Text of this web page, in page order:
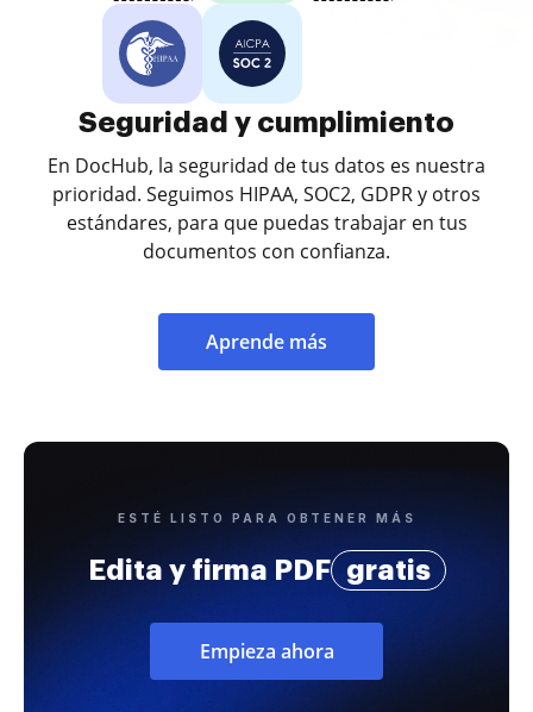
Seguridad y cumplimiento
En DocHub, la seguridad de tus datos es nuestra
prioridad. Seguimos HIPAA, SOC2, GDPR y otros
estándares, para que puedas trabajar en tus
documentos con confianza.
Aprende más
ESTÉ LISTO PARA OBTENER MÁS
Edita y firma PDF gratis
Empieza ahora